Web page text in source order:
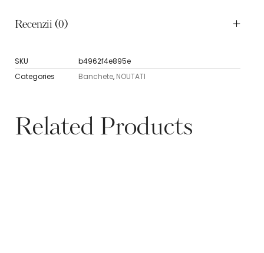
Recenzii (0)
SKU
b4962f4e895e
Categories
Banchete, NOUTATI
Related Products